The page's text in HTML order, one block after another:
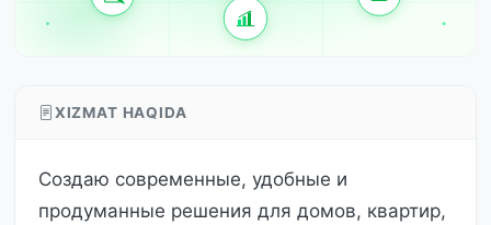
XIZMAT HAQIDA
Создаю современные, удобные и
продуманные решения для домов, квартир,